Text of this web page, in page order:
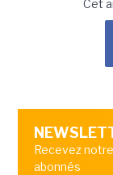
Cet
Recevez
abonnés